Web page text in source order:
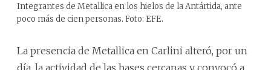
Integrantes de Metallica en los hielos de la Antártida, ante
poco más de cien personas. Foto: EFE.
La presencia de Metallica en Carlini alteró, por un